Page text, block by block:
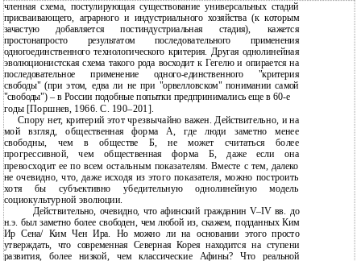
членная схема, постулирующая существование универсальных стадий
присваивающего, аграрного и индустриального хозяйства (к которым
зачастую добавляется постиндустриальная стадия), кажется
простонапросто результатом последовательного применения
одногоединственного технологического критерия. Другая однолинейная
эволюционистская схема такого рода восходит к Гегелю и опирается на
последовательное применение одного-единственного "критерия
свободы" (при этом, едва ли не при "орвелловском" понимании самой
"свободы") – в России подобные попытки предпринимались еще в 60-е
годы [Поршнев, 1966. С. 190–201].
Спору нет, критерий этот чрезвычайно важен. Действительно, и на
мой взгляд, общественная форма А, где люди заметно менее
свободны, чем в обществе Б, не может считаться более
прогрессивной, чем общественная форма Б, даже если она
превосходит ее по всем остальным показателям. Вместе с тем, далеко
не очевидно, что, даже исходя из этого показателя, можно построить
хотя бы субъективно убедительную однолинейную модель
социокультурной эволюции.
Действительно, очевидно, что афинский гражданин V–IV вв. до
н.э. был заметно более свободен, чем любой из, скажем, подданных Ким
Ир Сена/ Ким Чен Ира. Но можно ли на основании этого просто
утверждать, что современная Северная Корея находится на ступени
развития, более низкой, чем классические Афины? Что реальной